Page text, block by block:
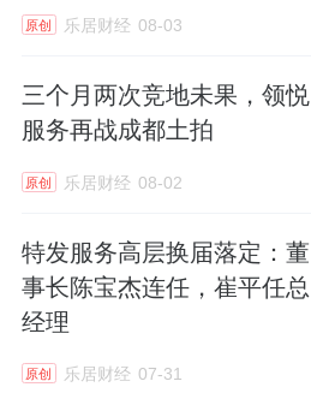
原创 乐居财经 08-03
三个月两次竞地未果，领悦
服务再战成都土拍
原创 乐居财经 08-02
特发服务高层换届落定：董
事长陈宝杰连任，崔平任总
经理
原创 乐居财经 07-31